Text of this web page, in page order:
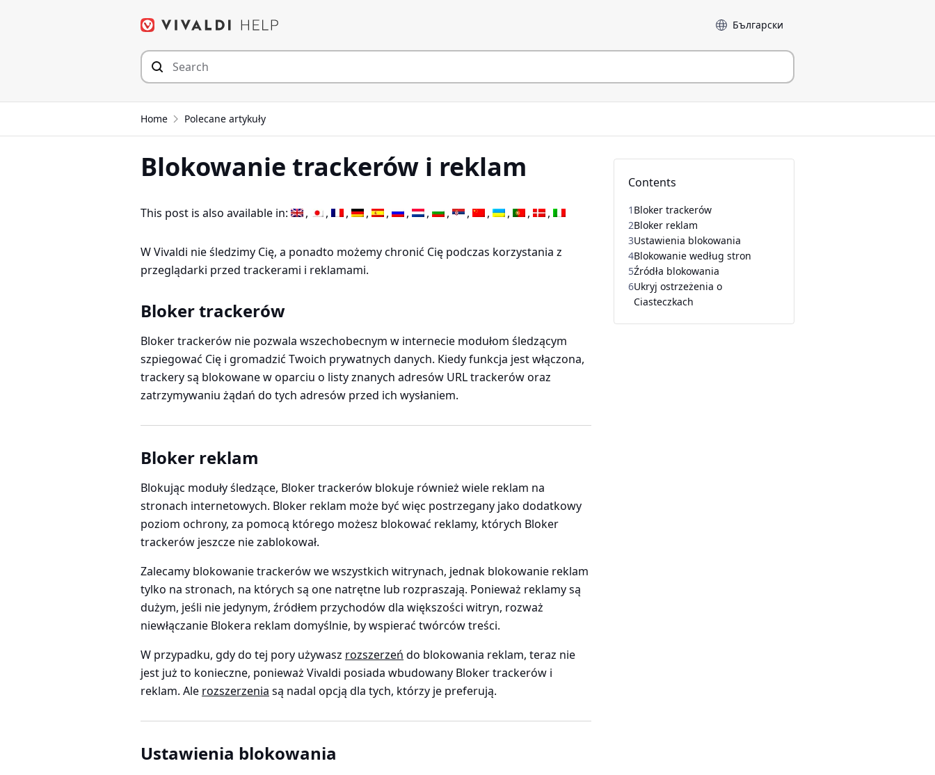
Język
Home Polecane artykuły
Blokowanie trackerów i reklam
This post is also available in:
W Vivaldi nie śledzimy Cię, a ponadto możemy chronić Cię podczas korzystania z
przeglądarki przed trackerami i reklamami.
Bloker trackerów
Bloker trackerów nie pozwala wszechobecnym w internecie modułom śledzącym
szpiegować Cię i gromadzić Twoich prywatnych danych. Kiedy funkcja jest włączona,
trackery są blokowane w oparciu o listy znanych adresów URL trackerów oraz
zatrzymywaniu żądań do tych adresów przed ich wysłaniem.
Bloker reklam
Blokując moduły śledzące, Bloker trackerów blokuje również wiele reklam na
stronach internetowych. Bloker reklam może być więc postrzegany jako dodatkowy
poziom ochrony, za pomocą którego możesz blokować reklamy, których Bloker
trackerów jeszcze nie zablokował.
Zalecamy blokowanie trackerów we wszystkich witrynach, jednak blokowanie reklam
tylko na stronach, na których są one natrętne lub rozpraszają. Ponieważ reklamy są
dużym, jeśli nie jedynym, źródłem przychodów dla większości witryn, rozważ
niewłączanie Blokera reklam domyślnie, by wspierać twórców treści.
W przypadku, gdy do tej pory używasz rozszerzeń do blokowania reklam, teraz nie
jest już to konieczne, ponieważ Vivaldi posiada wbudowany Bloker trackerów i
reklam. Ale rozszerzenia są nadal opcją dla tych, którzy je preferują.
Ustawienia blokowania
Contents
1 Bloker trackerów
2Bloker reklam
3Ustawienia blokowania
4Blokowanie według stron
5Źródła blokowania
6Ukryj ostrzeżenia o
Ciasteczkach